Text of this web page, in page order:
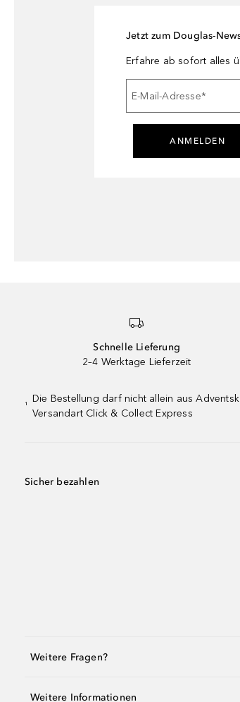
Jetzt zum Douglas-
Erfahre ab sofort alles
E-Mail-Adresse*
ANMELDEN
Schnelle Lieferung
2–4 Werktage Lieferzeit
¹
Die Bestellung darf nicht allein aus
Versandart Click & Collect Express
Sicher bezahlen
Weitere Fragen?
Weitere Informationen